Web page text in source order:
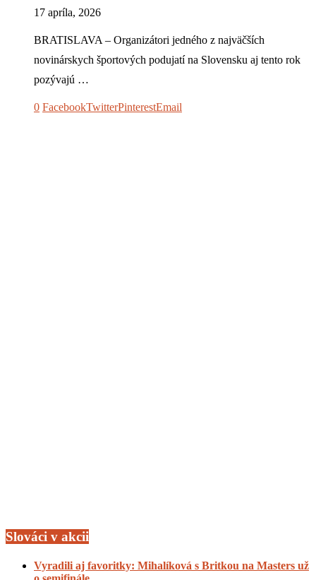
17 apríla, 2026
BRATISLAVA – Organizátori jedného z najväčších
novinárskych športových podujatí na Slovensku aj tento rok
pozývajú …
0 FacebookTwitterPinterestEmail
Slováci v akcii
Vyradili aj favoritky: Mihalíková s Britkou na Masters už